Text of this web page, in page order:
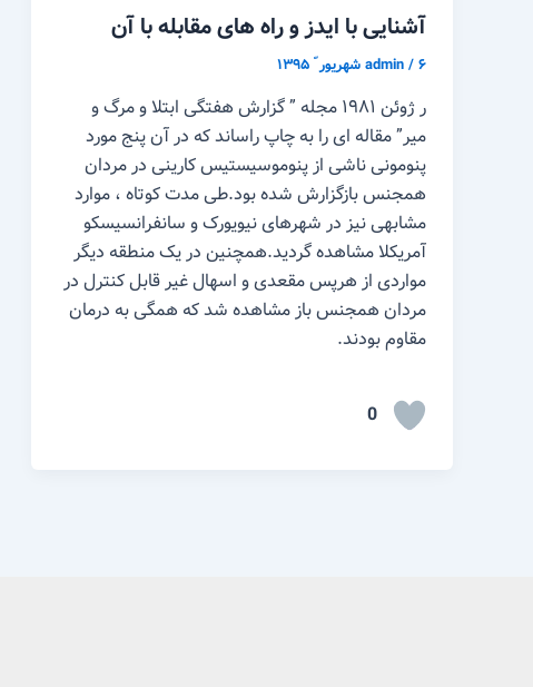
آشنایی با ایدز و راه های مقابله با آن
admin/۶ شهریور ّ ۱۳۹۵
ر ژوئن ۱۹۸۱ مجله ” گزارش هفتگی ابتلا و مرگ و
میر” مقاله ای را به چاپ راساند که در آن پنج مورد
پنومونی ناشی از پنوموسیستیس کارینی در مردان
همجنس بازگزارش شده بود.طی مدت کوتاه ، موارد
مشابهی نیز در شهرهای نیویورک و سانفرانسیسکو
آمریکلا مشاهده گردید.همچنین در یک منطقه دیگر
مواردی از هرپس مقعدی و اسهال غیر قابل کنترل در
مردان همجنس باز مشاهده شد که همگی به درمان
مقاوم بودند.
0